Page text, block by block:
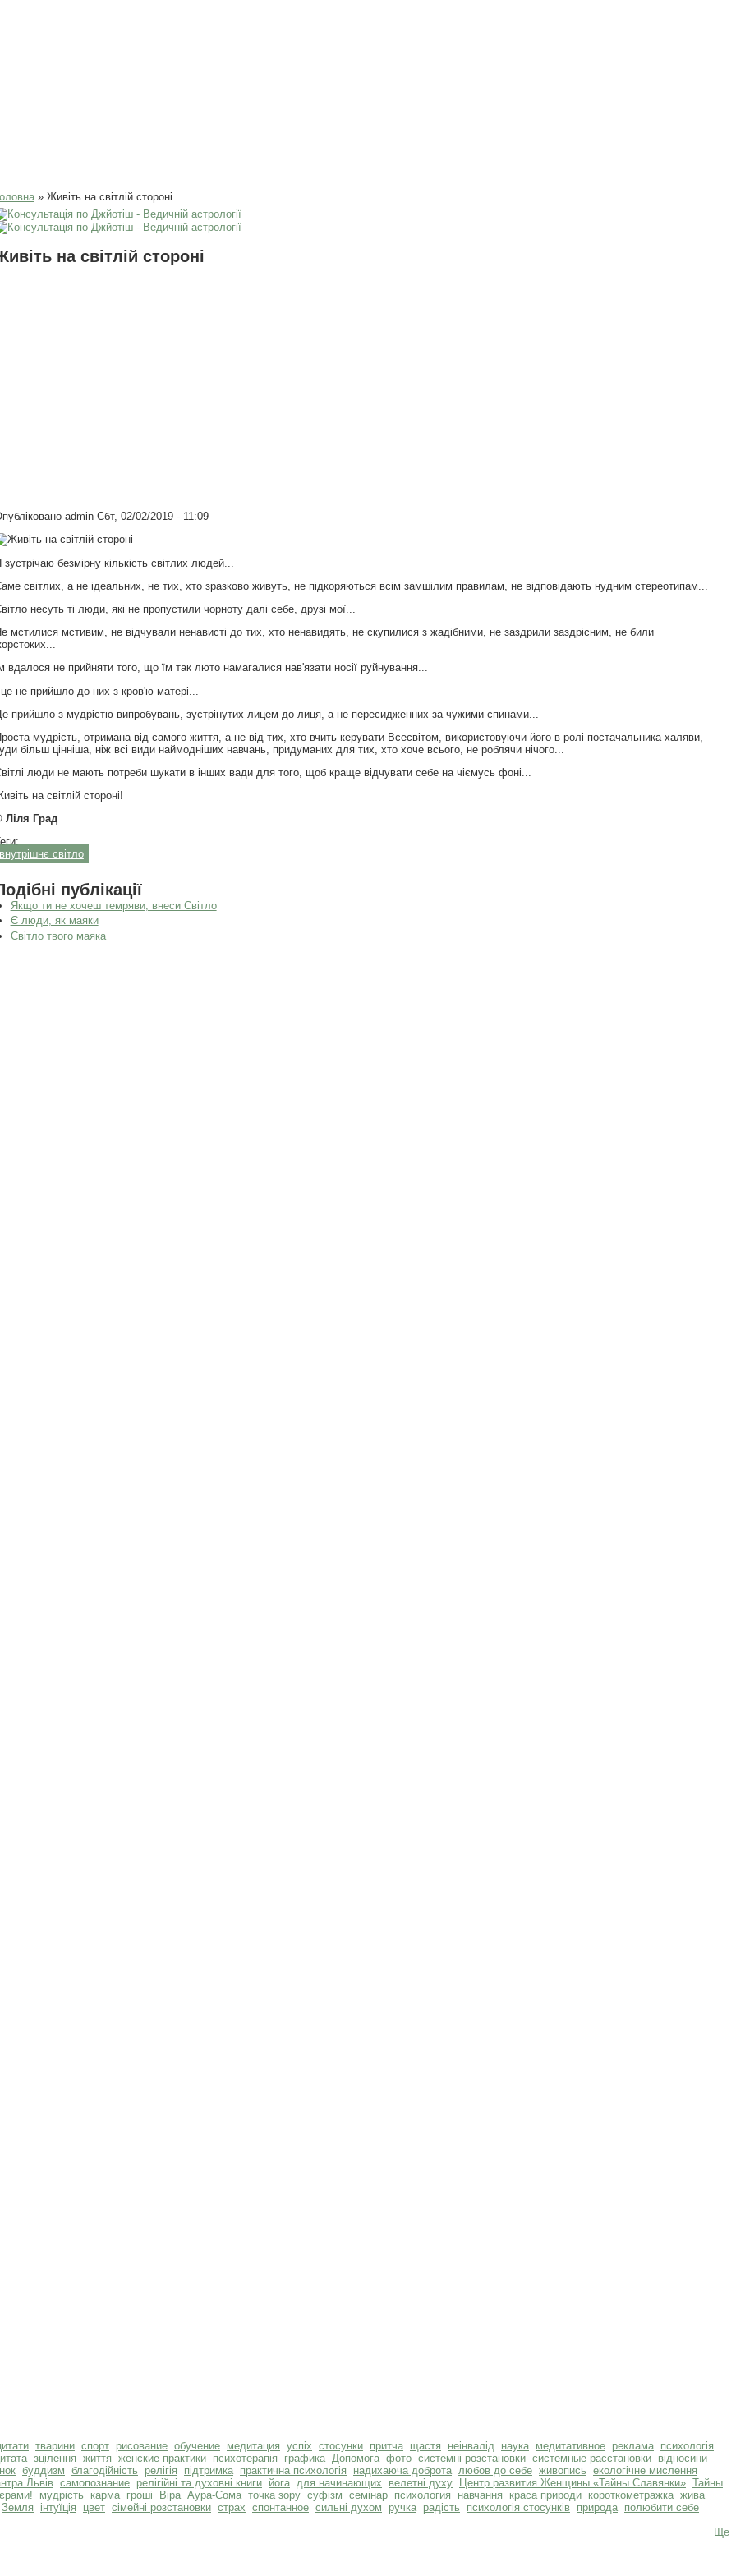
є тут
» Живіть на світлій стороні
на світлій стороні
adminСбт, 02/02/2019 - 11:09
зустрічаю безмірну кількість світлих людей...
світлих, а не ідеальних, не тих, хто зразково живуть, не підкоряються всім замшілим правилам, не відповідають нудним стереотипам...
несуть ті люди, які не пропустили чорноту далі себе, друзі мої...
мстилися мстивим, не відчували ненависті до тих, хто ненавидять, не скупилися з жадібними, не заздрили заздрісним, не били
вдалося не прийняти того, що їм так люто намагалися нав'язати носії руйнування...
це не прийшло до них з кров'ю матері...
прийшло з мудрістю випробувань, зустрінутих лицем до лиця, а не пересидженних за чужими спинами...
мудрість, отримана від самого життя, а не від тих, хто вчить керувати Всесвітом, використовуючи його в ролі постачальника халяви,
більш цінніша, ніж всі види наймодніших навчань, придуманих для тих, хто хоче всього, не роблячи нічого...
люди не мають потреби шукати в інших вади для того, щоб краще відчувати себе на чіємусь фоні...
на світлій стороні!
Ліля Град
внутрішнє світло
публікації
Якщо ти не хочеш темряви, внеси Світло
Є люди, як маяки
Світло твого маяка
тварини спорт рисование обучение медитация успіх стосунки притча щастя неінвалід наука медитативное реклама психологія
зцілення життя женские практики психотерапія графика Допомога фото системні розстановки системные расстановки відносини
буддизм благодійність релігія підтримка практична психологія надихаюча доброта любов до себе живопись екологічне мислення
Львів самопознание релігійні та духовні книги йога для начинающих велетні духу Центр развития Женщины «Тайны Славянки» Тайны
мудрість карма гроші Віра Аура-Сома точка зору суфізм семінар психология навчання краса природи короткометражка жива
Земля інтуїція цвет сімейні розстановки страх спонтанное сильні духом ручка радість психологія стосунків природа полюбити себе
Ще